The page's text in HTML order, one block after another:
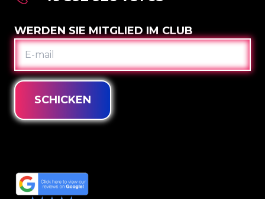
WERDEN SIE MITGLIED IM CLUB
E-
MAIL
SCHICKEN